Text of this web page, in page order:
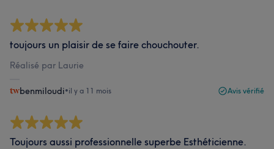
toujours un plaisir de se faire chouchouter.
Réalisé par Laurie
benmiloudi•il y a 11 mois Avis vérifié
Toujours aussi professionnelle superbe Esthéticienne.